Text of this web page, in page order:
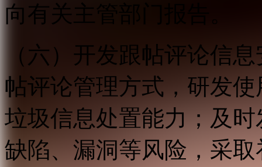
向有关主管部门报告。
（六）开发跟帖评论信
帖评论管理方式，研发
垃圾信息处置能力；及
缺陷、漏洞等风险，采